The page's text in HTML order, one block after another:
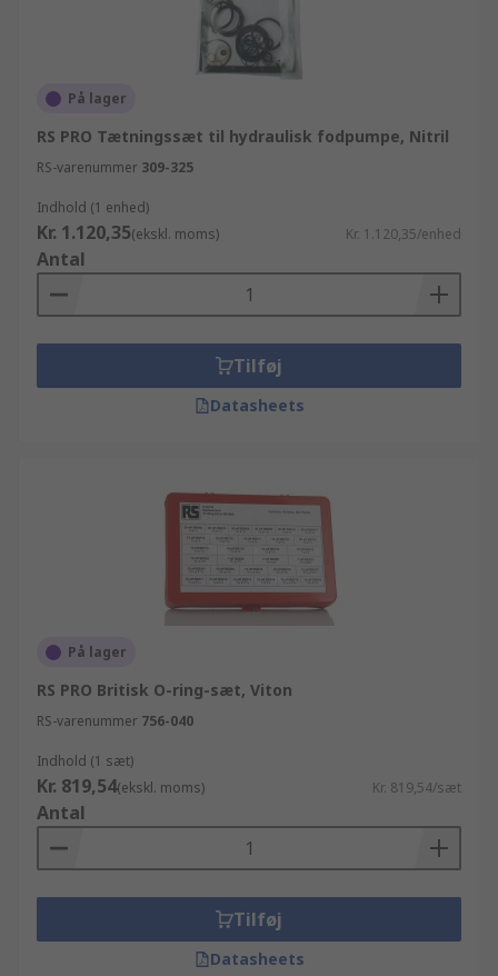
På lager
RS PRO Tætningssæt til hydraulisk fodpumpe, Nitril
RS-varenummer 309-325
Indhold (1 enhed)
Kr. 1.120,35(ekskl. moms) Kr. 1.120,35/enhed
Antal
Tilføj
Datasheets
På lager
RS PRO Britisk O-ring-sæt, Viton
RS-varenummer 756-040
Indhold (1 sæt)
Kr. 819,54(ekskl. moms) Kr. 819,54/sæt
Antal
Tilføj
Datasheets